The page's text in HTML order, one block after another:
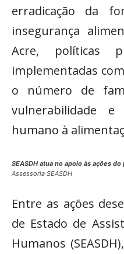
erradicação da
insegurança
Acre, políticas
implementadas
o número de
vulnerabilidade
humano à
SEASDH atua no apoio às ações
Assessoria SEASDH
Entre as ações
de Estado de
Humanos